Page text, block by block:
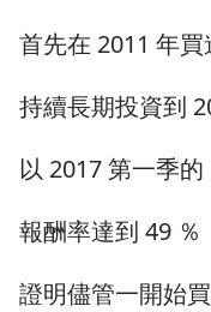
首先在 2011 年
持續長期投資到
以 2017 第一季
報酬率達到 49 ％
證明儘管一開始